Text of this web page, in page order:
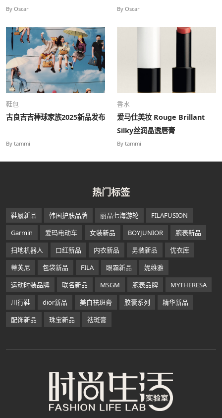
——致敬泰国“被遗忘的风味”
By Oscar
系列”特展
By Oscar
鞋包
古良吉吉棒球家族2025新品发布
By tammi
香水
爱马仕美妆 Rouge Brillant
Silky丝润晶透唇膏
By tammi
热门标签
鞋履新品 韩国护肤品牌 丽晶七海游轮
FILAFUSION
Garmin
爱玛电动车 女装新品 BOYJUNIOR
腕表新品
扫地机器人
口红新品 内衣新品 男装新品
优衣库
蒂芙尼
包袋新品 FILA 眼霜新品
妮维雅
运动时装品牌
联名新品 MSGM 腕表品牌
MYTHERESA
川行鞋
dior新品 美白祛斑膏 胶囊系列
精华新品
配饰新品
珠宝新品 祛斑膏